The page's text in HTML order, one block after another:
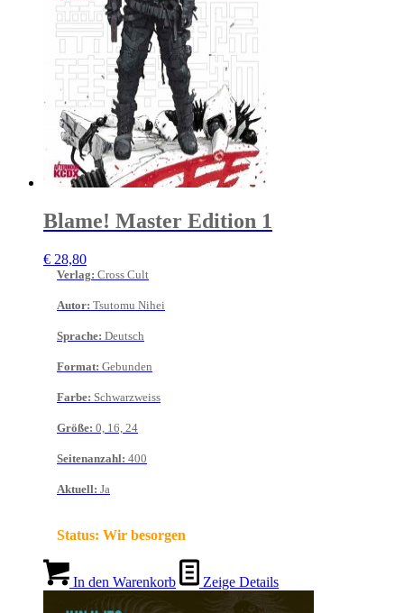
Blame! Master Edition 1
€ 28,80
Verlag: Cross Cult
Autor: Tsutomu Nihei
Sprache: Deutsch
Format: Gebunden
Farbe: Schwarzweiss
Größe: 0, 16, 24
Seitenanzahl: 400
Aktuell: Ja
Status: Wir besorgen
In den Warenkorb Zeige Details